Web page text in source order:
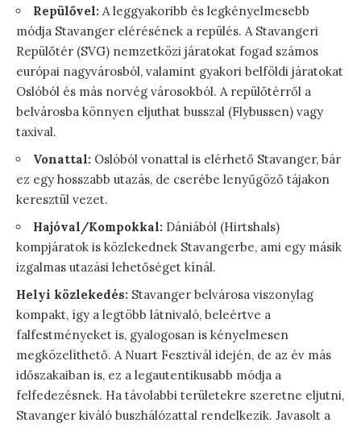
Repülővel: A leggyakoribb és legkényelmesebb
módja Stavanger elérésének a repülés. A Stavangeri
Repülőtér (SVG) nemzetközi járatokat fogad számos
európai nagyvárosból, valamint gyakori belföldi járatokat
Oslóból és más norvég városokból. A repülőtérről a
belvárosba könnyen eljuthat busszal (Flybussen) vagy
taxival.
Vonattal: Oslóból vonattal is elérhető Stavanger, bár
ez egy hosszabb utazás, de cserébe lenyűgöző tájakon
keresztül vezet.
Hajóval/Kompokkal: Dániából (Hirtshals)
kompjáratok is közlekednek Stavangerbe, ami egy másik
izgalmas utazási lehetőséget kínál.
Helyi közlekedés: Stavanger belvárosa viszonylag
kompakt, így a legtöbb látnivaló, beleértve a
falfestményeket is, gyalogosan is kényelmesen
megközelíthető. A Nuart Fesztivál idején, de az év más
időszakaiban is, ez a legautentikusabb módja a
felfedezésnek. Ha távolabbi területekre szeretne eljutni,
Stavanger kiváló buszhálózattal rendelkezik. Javasolt a